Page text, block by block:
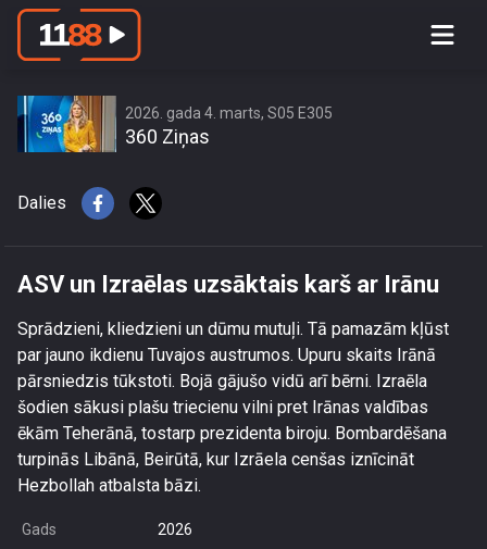
ASV un Izraēlas uzsāktais karš ar
2026. gada 4. marts, S05 E305
360 Ziņas
Dalies
ASV un Izraēlas uzsāktais karš ar Irānu
Sprādzieni, kliedzieni un dūmu mutuļi. Tā pamazām kļūst
par jauno ikdienu Tuvajos austrumos. Upuru skaits Irānā
pārsniedzis tūkstoti. Bojā gājušo vidū arī bērni. Izraēla
šodien sākusi plašu triecienu vilni pret Irānas valdības
ēkām Teherānā, tostarp prezidenta biroju. Bombardēšana
turpinās Libānā, Beirūtā, kur Izrāela cenšas iznīcināt
Hezbollah atbalsta bāzi.
Gads 2026